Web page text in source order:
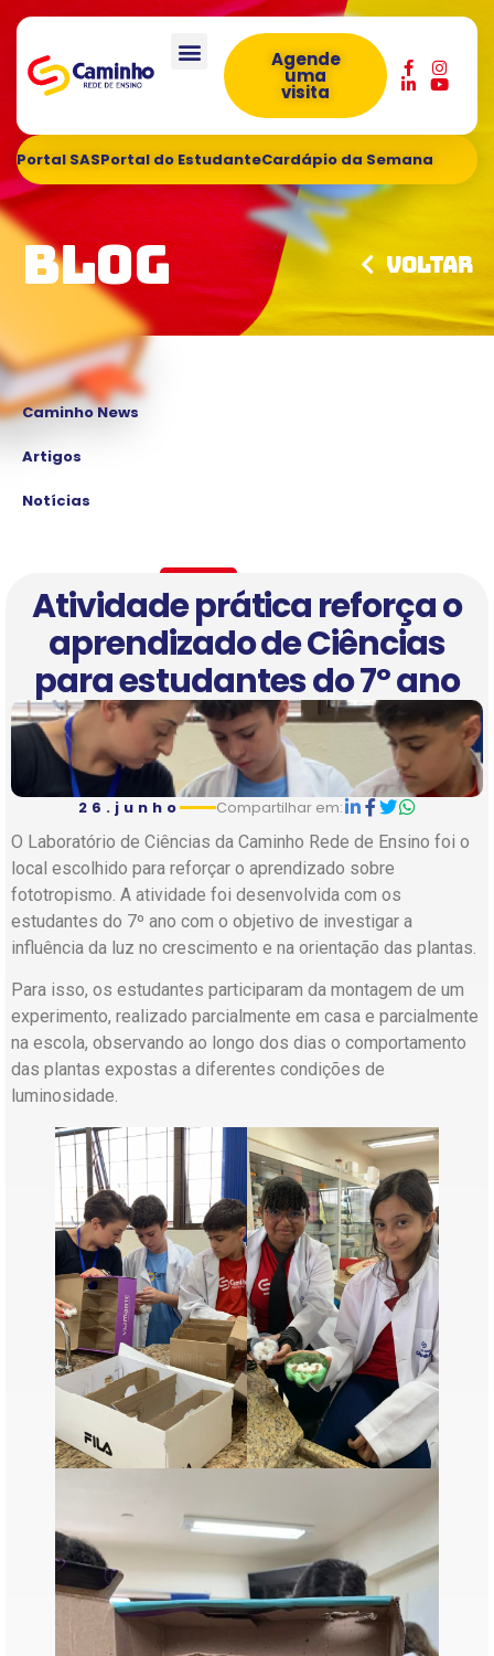
Agende
uma
visita
Portal SASPortal do EstudanteCardápio da Semana
Blog Voltar
Caminho News
Artigos
Notícias
Atividade prática reforça o
aprendizado de Ciências
para estudantes do 7º ano
26.junho
Compartilhar em:
O Laboratório de Ciências da Caminho Rede de Ensino foi o
local escolhido para reforçar o aprendizado sobre
fototropismo. A atividade foi desenvolvida com os
estudantes do 7º ano com o objetivo de investigar a
influência da luz no crescimento e na orientação das plantas.
Para isso, os estudantes participaram da montagem de um
experimento, realizado parcialmente em casa e parcialmente
na escola, observando ao longo dos dias o comportamento
das plantas expostas a diferentes condições de
luminosidade.